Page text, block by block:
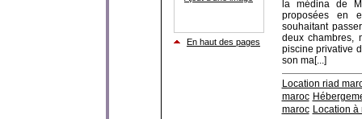
En haut des pages
la médina de
proposées en
souhaitant
deux
piscine privative
son ma[...]
Location riad
maroc
maroc Location à